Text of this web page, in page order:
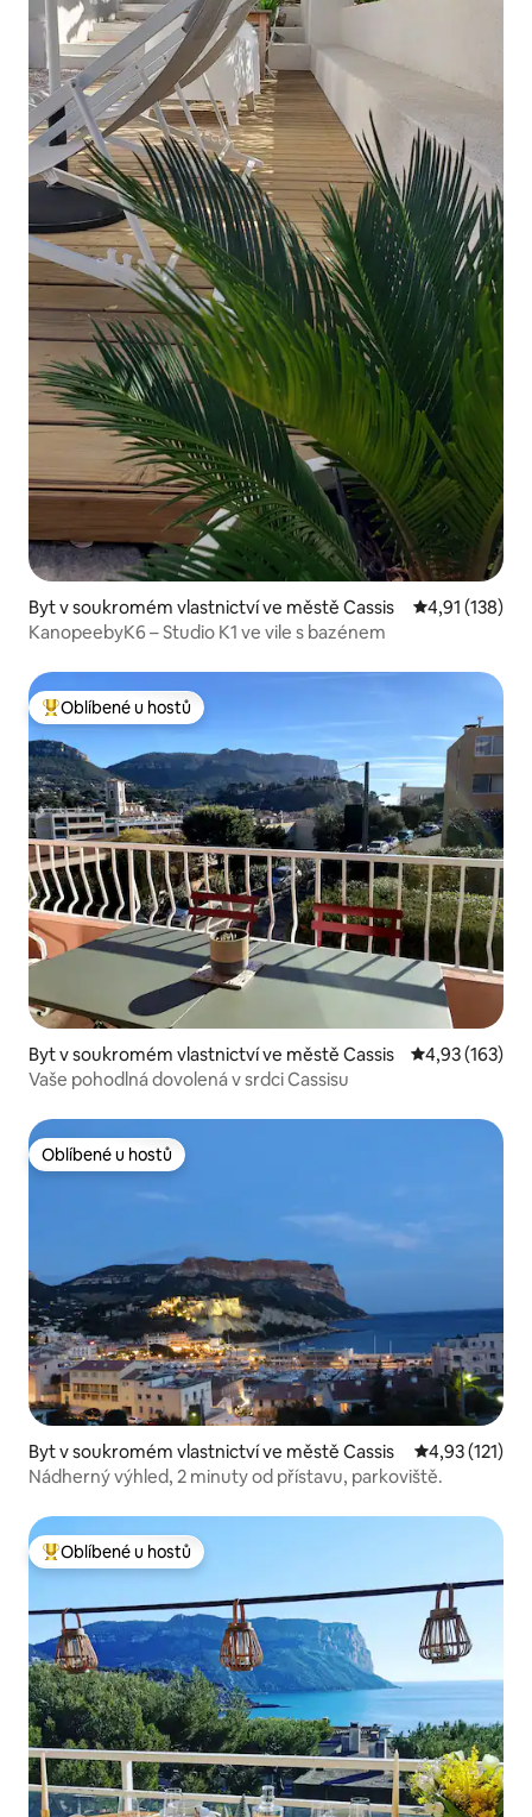
Byt v soukromém vlastnictví ve městě Cassis Průměrné
4,91 (138)
KanopeebyK6 – Studio K1 ve vile s bazénem
Nejlepší v kategorii Oblíbené u hostů
Oblíbené u hostů
Byt v soukromém vlastnictví ve městě Cassis Průměrné
4,93 (163)
Vaše pohodlná dovolená v srdci Cassisu
Oblíbené u hostů
Oblíbené u hostů
Byt v soukromém vlastnictví ve městě Cassis Průměrné
4,93 (121)
Nádherný výhled, 2 minuty od přístavu, parkoviště.
Nejlepší v kategorii Oblíbené u hostů
Oblíbené u hostů